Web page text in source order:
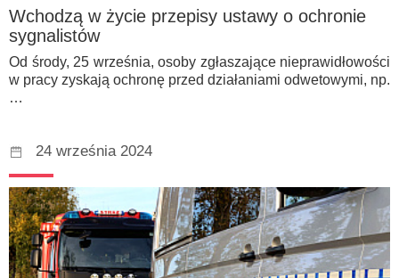
Wchodzą w życie przepisy ustawy o ochronie
sygnalistów
Od środy, 25 września, osoby zgłaszające nieprawidłowości
w pracy zyskają ochronę przed działaniami odwetowymi, np.
…
24 września 2024